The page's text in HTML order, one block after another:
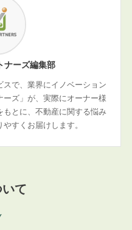
ナーズ編集部
スで、業界にイノベーション
ズ」が、実際にオーナー様
とに、不動産に関する悩み
すくお届けします。
て